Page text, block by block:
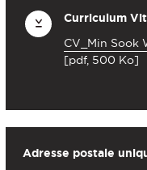
Curriculum
CV_Min Sook
[pdf, 500 Ko]
Adresse postale